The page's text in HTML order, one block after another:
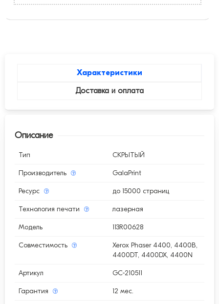
Характеристики
Доставка и оплата
Описание
Тип СКРЫТЫЙ
Производитель GalaPrint
Ресурс до 15000 страниц
Технология печати лазерная
Модель 113R00628
Совместимость
Xerox Phaser 4400, 4400B,
4400DT, 4400DX, 4400N
Артикул GC-210511
Гарантия 12 мес.